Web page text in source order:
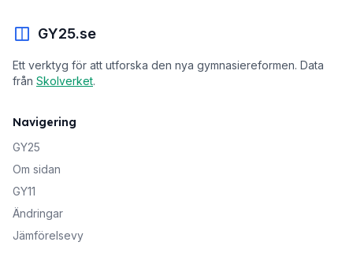
GY25.se
Ett verktyg för att utforska den nya gymnasiereformen. Data
från Skolverket.
Navigering
GY25
Om sidan
GY11
Ändringar
Jämförelsevy